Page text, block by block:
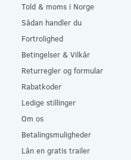
Told & moms i Norge
Sådan handler du
Fortrolighed
Betingelser & Vilkår
Returregler og formular
Rabatkoder
Ledige stillinger
Om os
Betalingsmuligheder
Lån en gratis trailer